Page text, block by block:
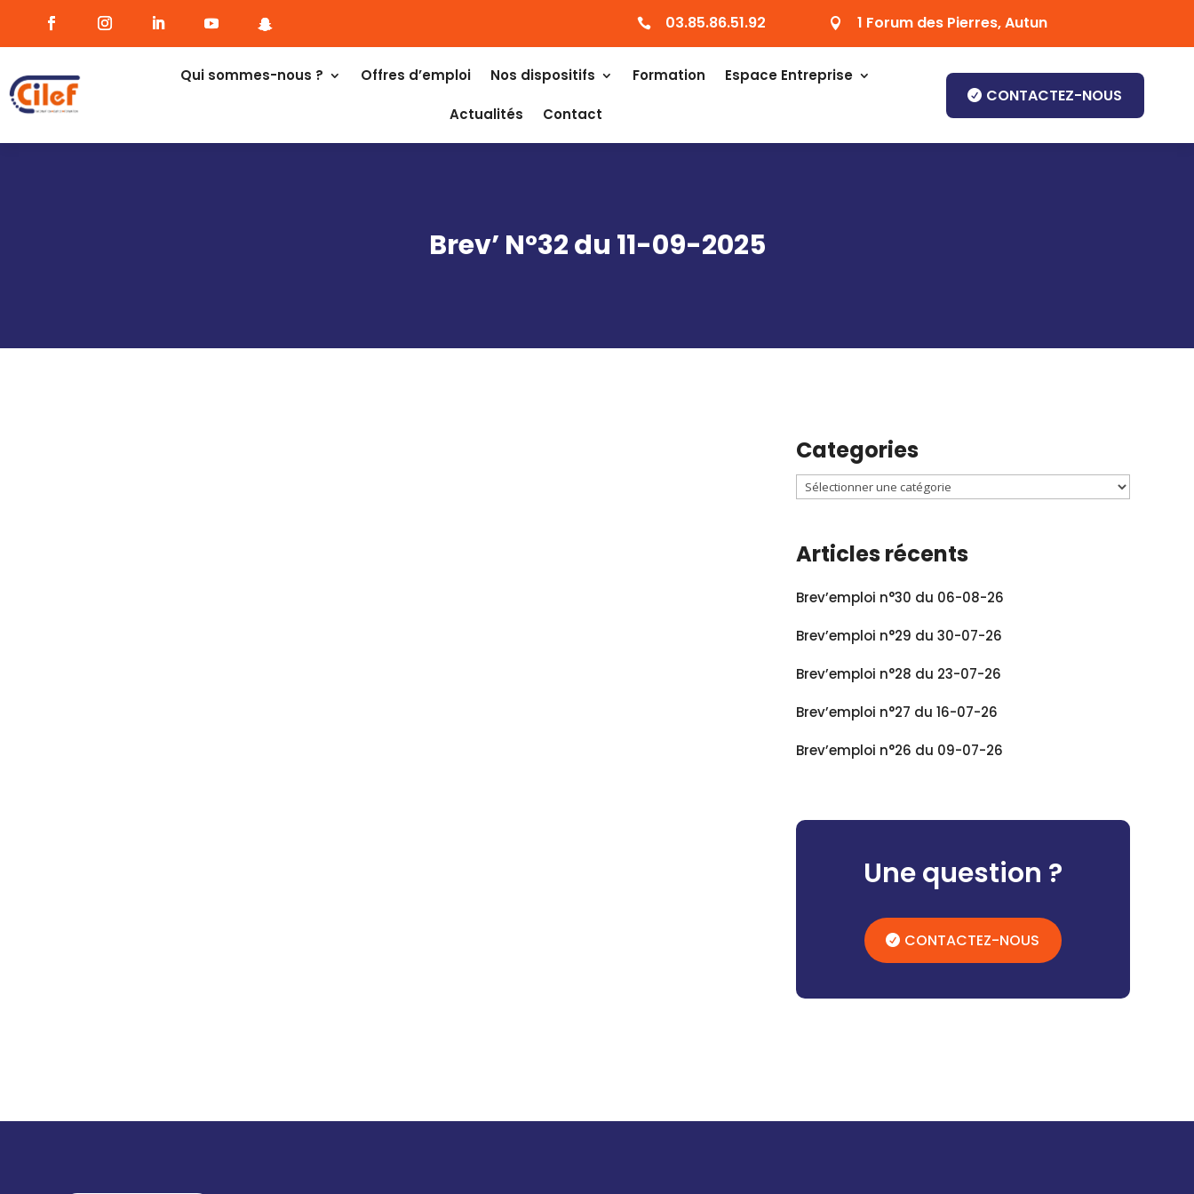
 03.85.86.51.92  1 Forum des Pierres, Autun
Qui sommes-nous ? Offres d’emploi Nos dispositifs Formation Espace Entreprise
Actualités Contact
CONTACTEZ-NOUS
Brev’ N°32 du 11-09-2025
Categories
Articles récents
Brev’emploi n°30 du 06-08-26
Brev’emploi n°29 du 30-07-26
Brev’emploi n°28 du 23-07-26
Brev’emploi n°27 du 16-07-26
Brev’emploi n°26 du 09-07-26
Une question ?
CONTACTEZ-NOUS